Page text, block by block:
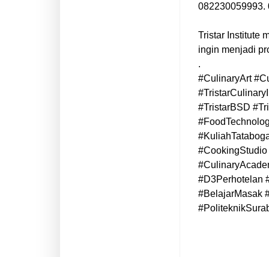
082230059993.
Tristar Institute
ingin menjadi
.
#CulinaryArt
#TristarBSD
#D3Perhotelan
#BelajarMasak